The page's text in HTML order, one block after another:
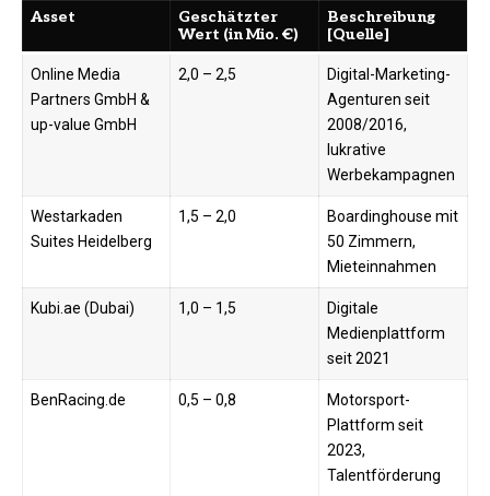
Asset
Geschätzter
Wert (in Mio. €)
Beschreibung
[Quelle]
Online Media
Partners GmbH &
up-value GmbH
2,0 – 2,5
Digital-Marketing-
Agenturen seit
2008/2016,
lukrative
Werbekampagnen
Westarkaden
Suites Heidelberg
1,5 – 2,0
Boardinghouse mit
50 Zimmern,
Mieteinnahmen ​
Kubi.ae (Dubai) 1,0 – 1,5
Digitale
Medienplattform
seit 2021 ​
BenRacing.de 0,5 – 0,8
Motorsport-
Plattform seit
2023,
Talentförderung